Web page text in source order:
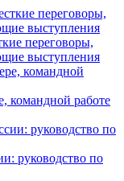
переговоры,
выступления
командной работе
руководство по